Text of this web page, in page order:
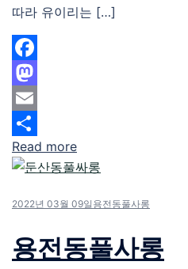
따라 유이리는 […]
Facebook
Mastodon
Email
Share
Read more
2022년 03월 09일 용전동풀사롱
용전동풀사롱